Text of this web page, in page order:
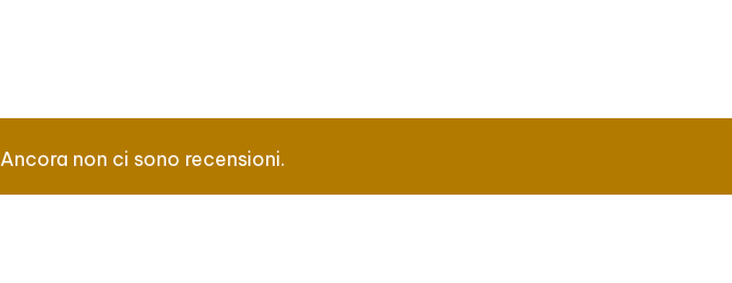
Ancora non ci sono recensioni.